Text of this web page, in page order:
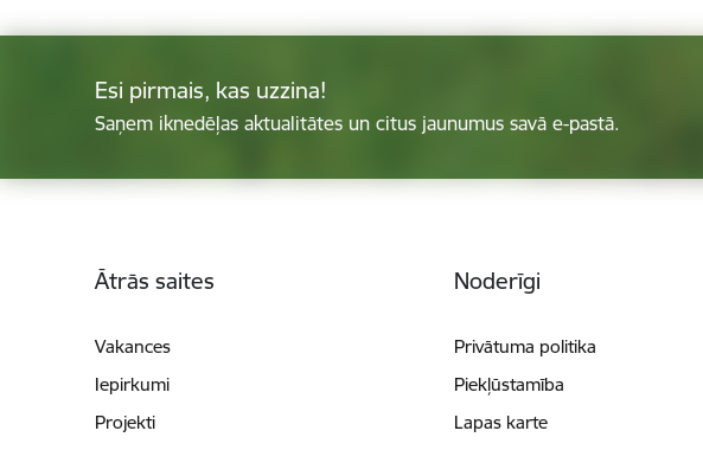
Esi pirmais, kas uzzina!
Saņem iknedēļas aktualitātes un citus jaunumus savā e-pastā.
Ātrās saites
Vakances
Iepirkumi
Projekti
Noderīgi
Privātuma politika
Piekļūstamība
Lapas karte